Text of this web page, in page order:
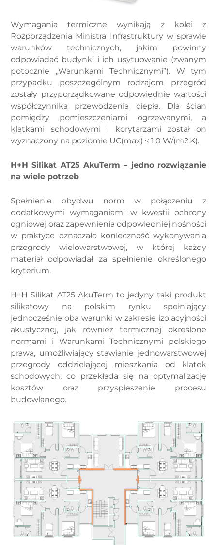
Wymagania termiczne wynikają z kolei z
Rozporządzenia Ministra Infrastruktury w sprawie
warunków technicznych, jakim powinny
odpowiadać budynki i ich usytuowanie (zwanym
potocznie „Warunkami Technicznymi”). W tym
przypadku poszczególnym rodzajom przegród
zostały przyporządkowane odpowiednie wartości
współczynnika przewodzenia ciepła. Dla ścian
pomiędzy pomieszczeniami ogrzewanymi, a
klatkami schodowymi i korytarzami został on
wyznaczony na poziomie UC(max) ≤ 1,0 W/(m2.K).
H+H Silikat AT25 AkuTerm – jedno rozwiązanie
na wiele potrzeb
Spełnienie obydwu norm w połączeniu z
dodatkowymi wymaganiami w kwestii ochrony
ogniowej oraz zapewnienia odpowiedniej nośności
w praktyce oznaczało konieczność wykonywania
przegrody wielowarstwowej, w której każdy
materiał odpowiadał za spełnienie określonego
kryterium.
H+H Silikat AT25 AkuTerm to jedyny taki produkt
silikatowy na polskim rynku spełniający
jednocześnie oba warunki w zakresie izolacyjności
akustycznej, jak również termicznej określone
normami i Warunkami Technicznymi polskiego
prawa, umożliwiający stawianie jednowarstwowej
przegrody oddzielającej mieszkania od klatek
schodowych, co przekłada się na optymalizację
kosztów oraz przyspieszenie procesu
budowlanego.